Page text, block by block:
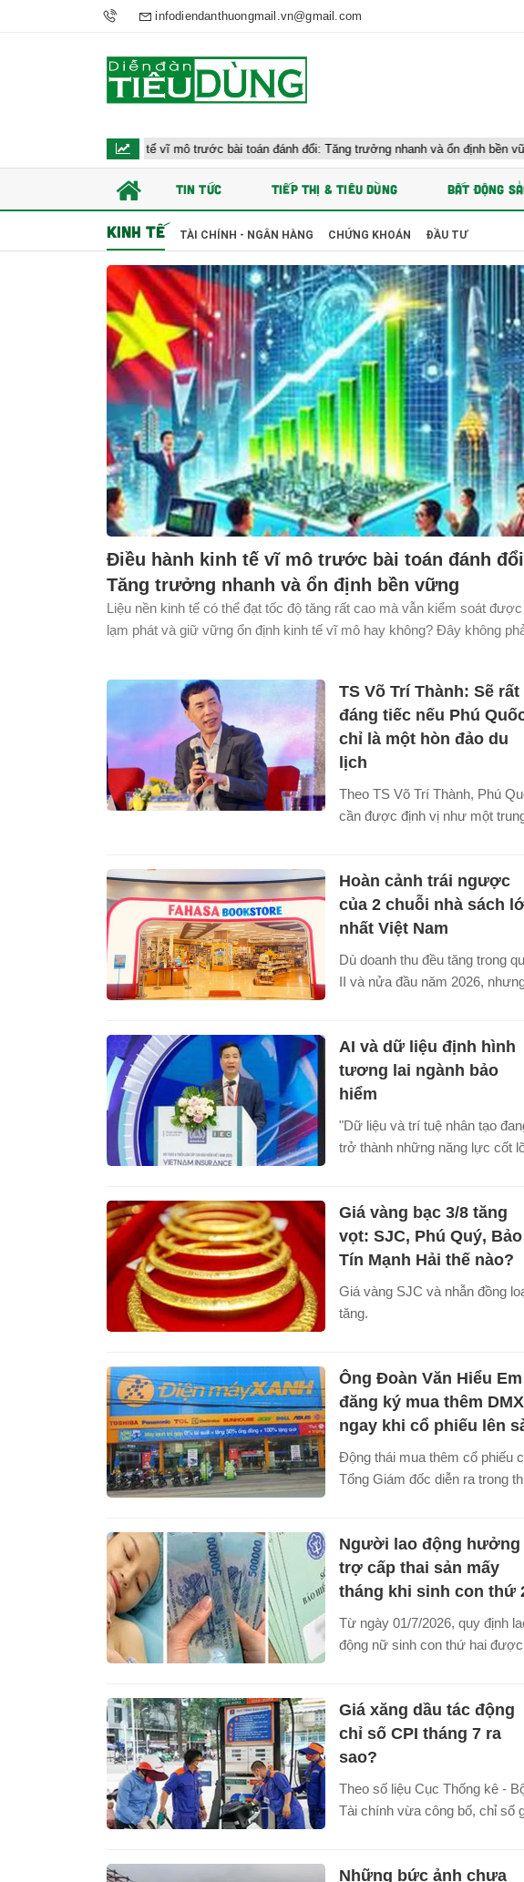
infodiendanthuongmail.vn@gmail.com
hành kinh tế vĩ mô trước bài toán đánh đổi: Tăng trưởng nhanh và ổn định bền vững
TIN TỨC TIẾP THỊ & TIÊU DÙNG BẤT ĐỘNG
KINH TẾ TÀI CHÍNH - NGÂN HÀNG CHỨNG KHOÁN ĐẦU TƯ
Điều hành kinh tế vĩ mô trước bài toán đánh
Tăng trưởng nhanh và ổn định bền vững
Liệu nền kinh tế có thể đạt tốc độ tăng rất cao mà vẫn kiểm soát được
lạm phát và giữ vững ổn định kinh tế vĩ mô hay không? Đây không
triển bền vững.
TS Võ Trí Thành: Sẽ rất
đáng tiếc nếu Phú
chỉ là một hòn đảo du
lịch
Theo TS Võ Trí Thành, Phú
cần được định vị như một
APEC 2027 là cơ hội để hòn
nâng cấp hạ tầng, thể chế và
năng lực cạnh tranh.
Hoàn cảnh trái ngược
của 2 chuỗi nhà sách
nhất Việt Nam
Dù doanh thu đều tăng trong
II và nửa đầu năm 2026,
kết quả kinh doanh trái ngược.
AI và dữ liệu định hình
tương lai ngành bảo
hiểm
"Dữ liệu và trí tuệ nhân tạo
trở thành những năng lực cốt
Hiệp hội Bảo hiểm Việt Nam
định.
Giá vàng bạc 3/8 tăng
vọt: SJC, Phú Quý, Bảo
Tín Mạnh Hải thế nào?
Giá vàng SJC và nhẫn đồng
tăng.
Ông Đoàn Văn Hiểu Em
đăng ký mua thêm DMX
ngay khi cổ phiếu lên
Động thái mua thêm cổ phiếu
Tổng Giám đốc diễn ra trong
ý trước ngày lên sàn.
Người lao động hưởng
trợ cấp thai sản mấy
tháng khi sinh con thứ
Từ ngày 01/7/2026, quy định
động nữ sinh con thứ hai được
hiệu lực.
Giá xăng dầu tác động
chỉ số CPI tháng 7 ra
sao?
Theo số liệu Cục Thống kê -
Tài chính vừa công bố, chỉ số
yếu do giá xăng dầu giảm theo
Những bức ảnh chưa